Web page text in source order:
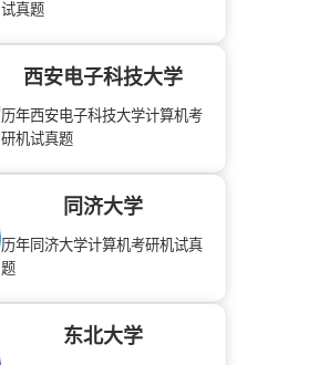
试真题
西安电子科技大学
历年西安电子科技大学计算机考
研机试真题
同济大学
历年同济大学计算机考研机试真
题
东北大学